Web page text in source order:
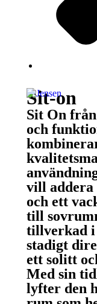
Sit-on
Sit On
och
vill addera
och ett
till
tillverkad i
stadigt
ett solitt
Med sin
lyfter den